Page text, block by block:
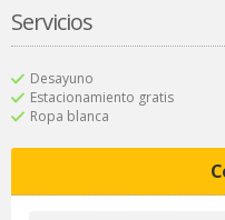
Servicios
Desayuno
Estacionamiento gratis
Ropa blanca